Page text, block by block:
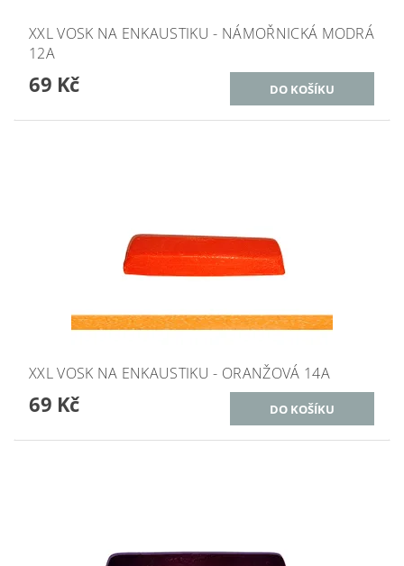
XXL VOSK NA ENKAUSTIKU - NÁMOŘNICKÁ MODRÁ
12A
69 Kč
XXL VOSK NA ENKAUSTIKU - ORANŽOVÁ 14A
69 Kč